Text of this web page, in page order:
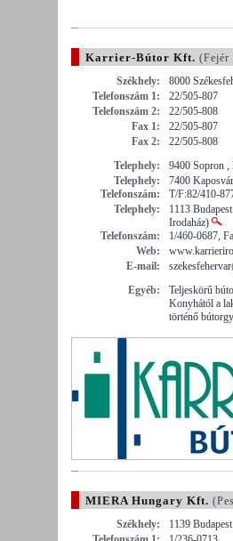
Karrier-Bútor Kft. (Fejér
Székhely:
8000
Telefonszám 1:
22/505-807
Telefonszám 2:
22/505-808
Fax 1:
22/505-807
Fax 2:
22/505-808
Telephely:
9400 Sopron ,
Telephely:
7400
Telefonszám:
T/F:82/410-
Telephely:
1113
Irodaház)
Telefonszám:
1/460-0687,
Web:
E-mail:
Egyéb:
Teljeskörű
Konyhától a
történő
MIERA Hungary Kft.
Székhely:
1139